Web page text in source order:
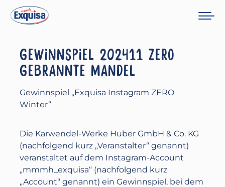
GEWINNSPIEL 202411 ZERO
GEBRANNTE MANDEL
Gewinnspiel „Exquisa Instagram ZERO
Winter“
Die Karwendel-Werke Huber GmbH & Co. KG
(nachfolgend kurz „Veranstalter“ genannt)
veranstaltet auf dem Instagram-Account
„mmmh_exquisa“ (nachfolgend kurz
„Account“ genannt) ein Gewinnspiel, bei dem